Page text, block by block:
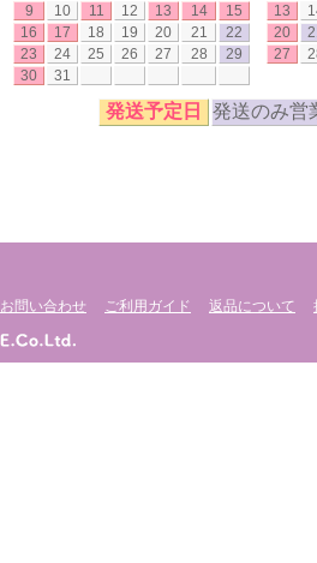
9
10 11 12 13 14
15
16
17 18 19 20 21
22
23
24 25 26 27 28
29
30
31
13
20
27
発送予定日 発送のみ営
お問い合わせ ご利用ガイド 返品について